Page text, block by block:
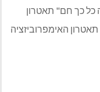
כל כך חם" תאטרון
האימפרוביזציה